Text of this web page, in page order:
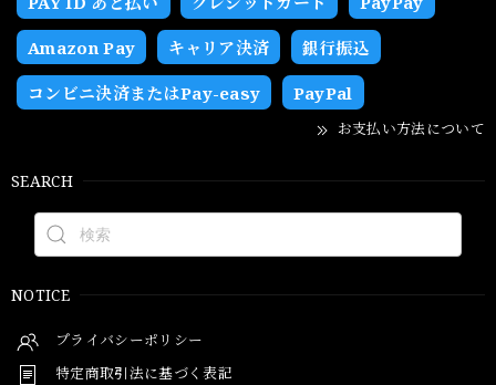
Amazon Pay キャリア決済 銀行振込
コンビニ決済またはPay-easy PayPal
お支払い方法について
SEARCH
NOTICE
プライバシーポリシー
特定商取引法に基づく表記